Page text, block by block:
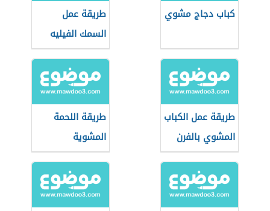
كباب دجاج مشوي
طريقة عمل
السمك الفيليه
المشوي
طريقة عمل الكباب
المشوي بالفرن
طريقة اللحمة
المشوية